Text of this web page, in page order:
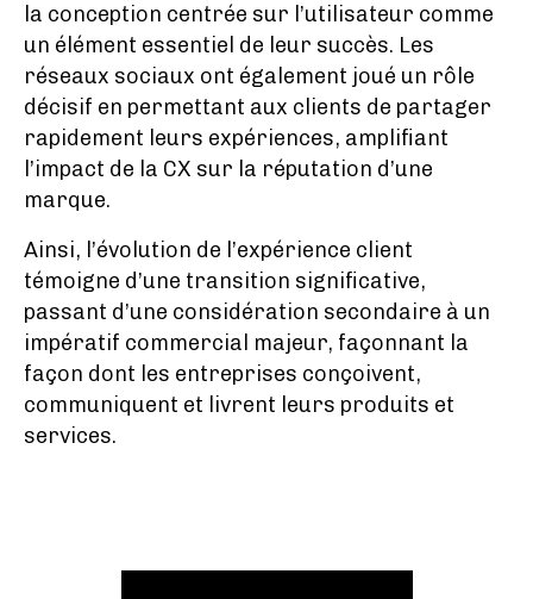
la conception centrée sur l’utilisateur comme
un élément essentiel de leur succès. Les
réseaux sociaux ont également joué un rôle
décisif en permettant aux clients de partager
rapidement leurs expériences, amplifiant
l’impact de la CX sur la réputation d’une
marque.
Ainsi, l’évolution de l’expérience client
témoigne d’une transition significative,
passant d’une considération secondaire à un
impératif commercial majeur, façonnant la
façon dont les entreprises conçoivent,
communiquent et livrent leurs produits et
services.